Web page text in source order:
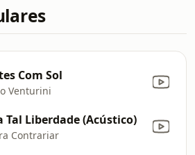
Com Sol
Venturini
Tal Liberdade (Acústico)
Contrariar